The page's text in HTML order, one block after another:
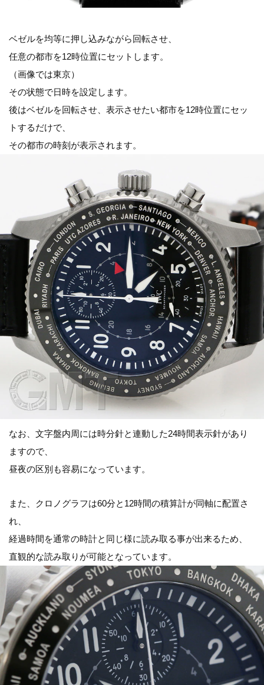
ベゼルを均等に押し込みながら回転させ、
任意の都市を12時位置にセットします。
（画像では東京）
その状態で日時を設定します。
後はベゼルを回転させ、表示させたい都市を12時位置にセッ
トするだけで、
その都市の時刻が表示されます。
なお、文字盤内周には時分針と連動した24時間表示針があり
ますので、
昼夜の区別も容易になっています。
また、クロノグラフは60分と12時間の積算計が同軸に配置さ
れ、
経過時間を通常の時計と同じ様に読み取る事が出来るため、
直観的な読み取りが可能となっています。